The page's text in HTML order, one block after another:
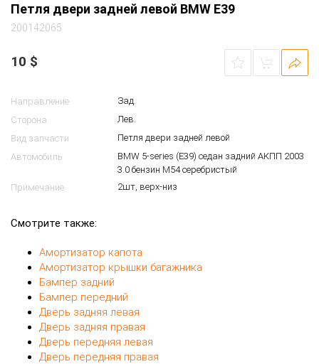
Петля двери задней левой BMW E39
200142065
10 $
Направление
Зад.
Сторона
Лев.
Вид запчасти
Петля двери задней левой
Автомобиль
BMW 5-series (E39) седан задний АКПП 2003
3.0 бензин M54 серебристый
Примечание
2шт, верх-низ
Смотрите также:
Амортизатор капота
Амортизатор крышки багажника
Бампер задний
Бампер передний
Дверь задняя левая
Дверь задняя правая
Дверь передняя левая
Дверь передняя правая